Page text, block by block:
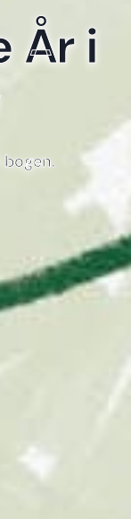
År i